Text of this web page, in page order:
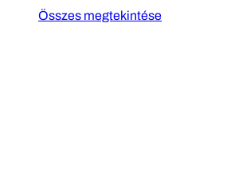
Összes megtekintése